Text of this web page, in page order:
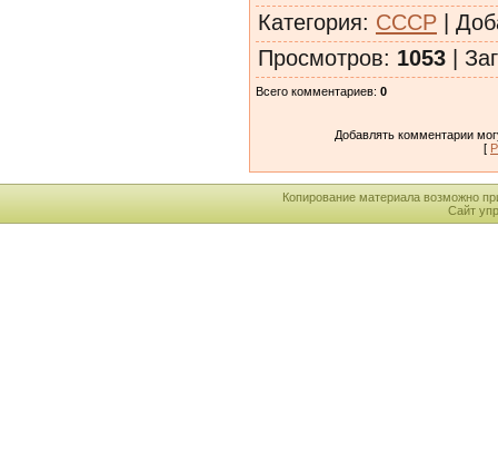
Категория: СССР |
Просмотров: 1053 |
Всего комментариев: 0
Добавлять комментарии
[
Копирование материала возможно
Сайт